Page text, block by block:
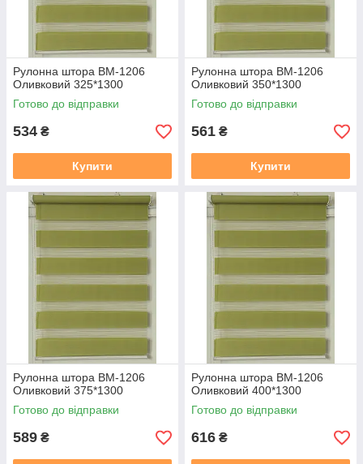
Рулонна штора ВМ-1206
Оливковий 325*1300
Готово до відправки
534 ₴
Купити
Рулонна штора ВМ-1206
Оливковий 350*1300
Готово до відправки
561 ₴
Купити
Рулонна штора ВМ-1206
Оливковий 375*1300
Готово до відправки
589 ₴
Рулонна штора ВМ-1206
Оливковий 400*1300
Готово до відправки
616 ₴